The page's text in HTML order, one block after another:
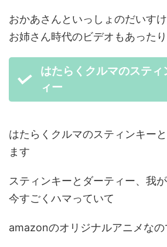
おかあさんといっしょのだいす
お姉さん時代のビデオもあった
はたらくクルマのスティ
ィー
はたらくクルマのスティンキー
ます
スティンキーとダーティー、我
今すごくハマっていて
amazonのオリジナルアニメな